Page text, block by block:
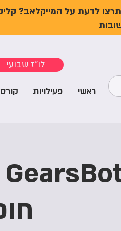
לדעת על המייקלאב?
לו"ז שבועי
ראשי פעילויות